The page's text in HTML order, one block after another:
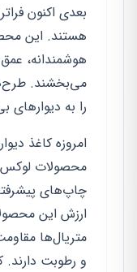
بعدی اکنون
هستند. این
هوشمندانه،
می‌بخشند.
را به
امروزه کاغذ
محصولات لوکس
ارزش این
متریال‌ها
و رطوبت